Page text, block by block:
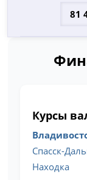
Курсы
Спасск-
Находка